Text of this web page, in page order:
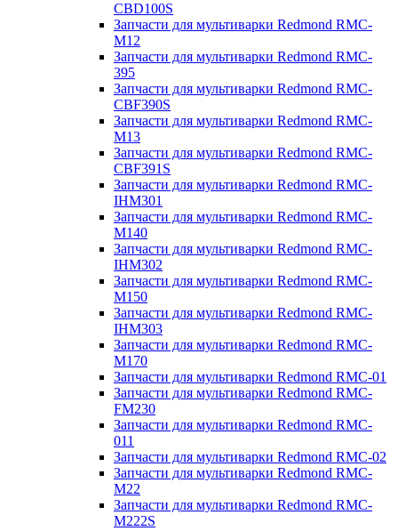
CBD100S
Запчасти для мультиварки Redmond RMC-
M12
Запчасти для мультиварки Redmond RMC-
395
Запчасти для мультиварки Redmond RMC-
CBF390S
Запчасти для мультиварки Redmond RMC-
M13
Запчасти для мультиварки Redmond RMC-
CBF391S
Запчасти для мультиварки Redmond RMC-
IHM301
Запчасти для мультиварки Redmond RMC-
M140
Запчасти для мультиварки Redmond RMC-
IHM302
Запчасти для мультиварки Redmond RMC-
M150
Запчасти для мультиварки Redmond RMC-
IHM303
Запчасти для мультиварки Redmond RMC-
M170
Запчасти для мультиварки Redmond RMC-01
Запчасти для мультиварки Redmond RMC-
FM230
Запчасти для мультиварки Redmond RMC-
011
Запчасти для мультиварки Redmond RMC-02
Запчасти для мультиварки Redmond RMC-
M22
Запчасти для мультиварки Redmond RMC-
M222S